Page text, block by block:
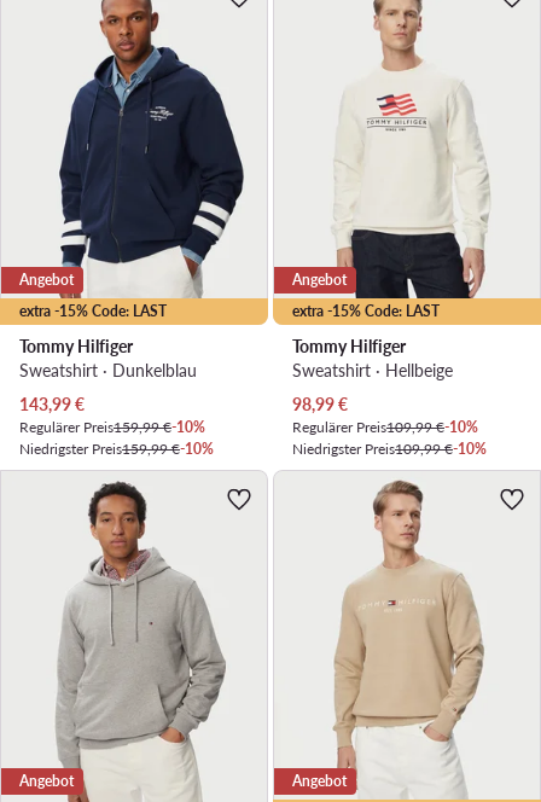
extra -15% Code: LAST
Angebot
Tommy Hilfiger
Sweatshirt · Dunkelblau
Aktueller Preis
143,99€
Regulärer Preis159,99 €-10%
Niedrigster Preis159,99 €-10%
extra -15% Code: LAST
Angebot
Tommy Hilfiger
Sweatshirt · Hellbeige
Aktueller Preis
98,99€
Regulärer Preis109,99 €-10%
Niedrigster Preis109,99 €-10%
Angebot Angebot